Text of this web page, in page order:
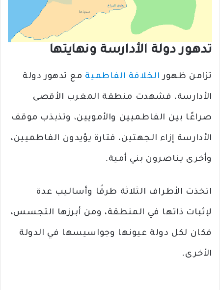
تدهور دولة الأدارسة ونهايتها
تزامن ظهور الخلافة الفاطمية مع تدهور دولة
الأدارسة، فشهدت منطقة المغرب الأقصى
صراعًا بين الفاطميين والأمويين، وتذبذب موقف
الأدارسة إزاء الجهتين، فتارة يؤيدون الفاطميين،
وأخرى يناصرون بني أمية.
اتخذت الأطراف الثلاثة طرقًا وأساليب عدة
لإثبات ذاتها في المنطقة، ومن أبرزها التجسس،
فكان لكل دولة عيونها وجواسيسها في الدولة
الأخرى.